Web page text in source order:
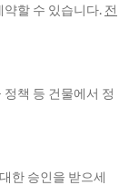
할 수 있습니다. 전
책 등 건물에서 정
한 승인을 받으세